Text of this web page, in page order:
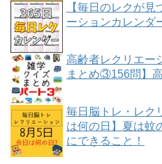
【毎日のレクが
ーションカレンダ
高齢者レクリエー
まとめ③156問】
毎日脳トレ・レク
は何の日】夏は蚊
にできること！